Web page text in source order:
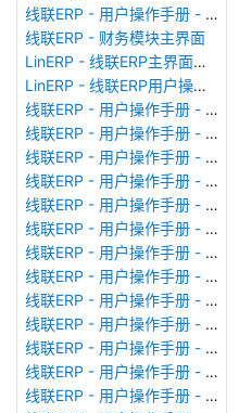
线联ERP - 用户操作手册 - 存货期初
线联ERP - 财务模块主界面
LinERP - 线联ERP主界面（HOME）
LinERP - 线联ERP用户操作手册 - 系统登陆
线联ERP - 用户操作手册 - 查看在线用户
线联ERP - 用户操作手册 - 数据备份
线联ERP - 用户操作手册 - 工厂管理
线联ERP - 用户操作手册 - 帐套管理
线联ERP - 用户操作手册 - 语种设置
线联ERP - 用户操作手册 - 国际化多语言
线联ERP - 用户操作手册 - 报表管理
线联ERP - 用户操作手册 - 字段名管理
线联ERP - 用户操作手册 - 模块管理
线联ERP - 用户操作手册 - 广播消息
线联ERP - 用户操作手册 - 审计日志
线联ERP - 用户操作手册 - 公司资料设置
线联ERP - 用户操作手册 - 系统参数设置